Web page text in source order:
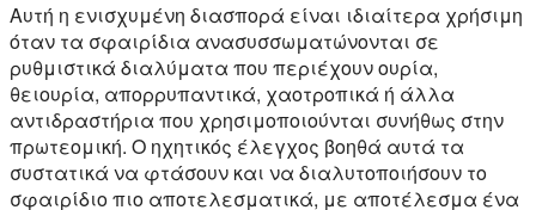
Αυτή η ενισχυμένη διασπορά είναι ιδιαίτερα χρήσιμη
όταν τα σφαιρίδια ανασυσσωματώνονται σε
ρυθμιστικά διαλύματα που περιέχουν ουρία,
θειουρία, απορρυπαντικά, χαοτροπικά ή άλλα
αντιδραστήρια που χρησιμοποιούνται συνήθως στην
πρωτεομική. Ο ηχητικός έλεγχος βοηθά αυτά τα
συστατικά να φτάσουν και να διαλυτοποιήσουν το
σφαιρίδιο πιο αποτελεσματικά, με αποτέλεσμα ένα